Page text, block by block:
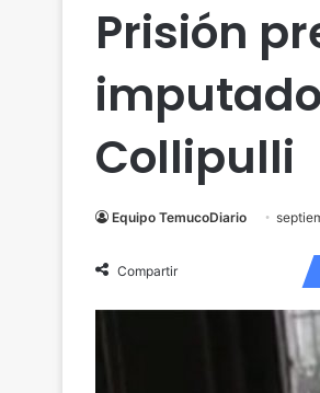
Prisión
Collipulli
Equipo TemucoDiario
Compartir